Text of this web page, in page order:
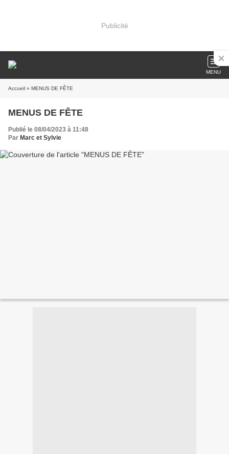
Publicité
MENU
Accueil » MENUS DE FÊTE
MENUS DE FÊTE
Publié le 08/04/2023 à 11:48
Par Marc et Sylvie